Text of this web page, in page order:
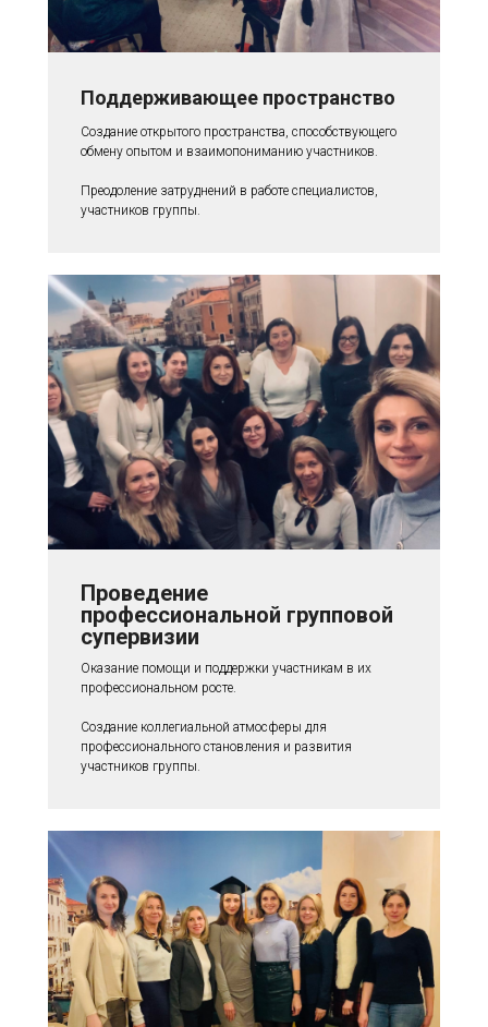
Поддерживающее пространство
Создание открытого пространства, способствующего
обмену опытом и взаимопониманию участников.
Преодоление затруднений в работе специалистов,
участников группы.
Проведение
профессиональной групповой
супервизии
Оказание помощи и поддержки участникам в их
профессиональном росте.
Создание коллегиальной атмосферы для
профессионального становления и развития
участников группы.